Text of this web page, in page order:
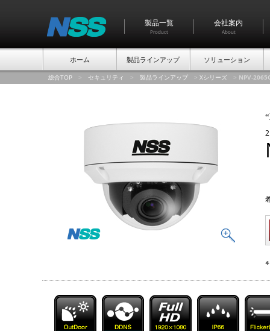
製品一覧
Product
会社案内
About
ホーム 製品ラインアップ ソリューション
総合TOP > セキュリティ > 製品ラインアップ > Xシリーズ > NPV-
“